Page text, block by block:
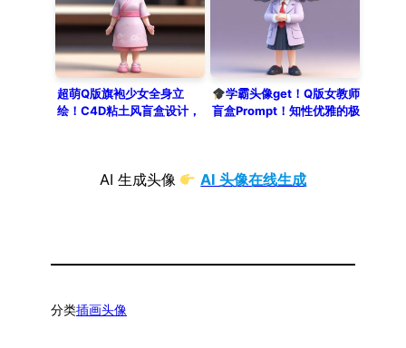
超萌Q版旗袍少女全身立
绘！C4D粘土风盲盒设计，
学霸头像get！Q版女教师
盲盒Prompt！知性优雅的极
AI 生成头像 AI 头像在线生成
分类插画头像